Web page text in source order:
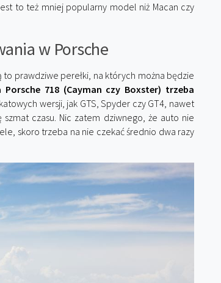
to też mniej popularny model niż Macan czy
w Porsche
prawdziwe perełki, na których można będzie
Porsche 718 (Cayman czy Boxster) trzeba
wersji, jak GTS, Spyder czy GT4, nawet
czasu. Nic zatem dziwnego, że auto nie
skoro trzeba na nie czekać średnio dwa razy